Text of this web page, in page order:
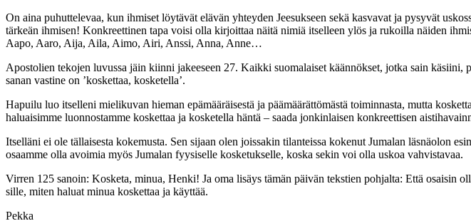
On aina puhuttelevaa, kun ihmiset löytävät elävän yhteyden Jeesukseen sekä kasvavat ja pysyvät
tärkeän ihmisen! Konkreettinen tapa voisi olla kirjoittaa näitä nimiä itselleen ylös ja rukoilla näiden
Aapo, Aaro, Aija, Aila, Aimo, Airi, Anssi, Anna, Anne…
Apostolien tekojen luvussa jäin kiinni jakeeseen 27. Kaikki suomalaiset käännökset, jotka sain
sanan vastine on ’koskettaa, kosketella’.
Hapuilu luo itselleni mielikuvan hieman epämääräisestä ja päämäärättömästä toiminnasta, mutta
haluaisimme luonnostamme koskettaa ja kosketella häntä – saada jonkinlaisen konkreettisen
Itselläni ei ole tällaisesta kokemusta. Sen sijaan olen joissakin tilanteissa kokenut Jumalan läsnäolon
osaamme olla avoimia myös Jumalan fyysiselle kosketukselle, koska sekin voi olla uskoa vahvistavaa.
Virren 125 sanoin: Kosketa, minua, Henki! Ja oma lisäys tämän päivän tekstien pohjalta: Että osaisin
sille, miten haluat minua koskettaa ja käyttää.
Pekka